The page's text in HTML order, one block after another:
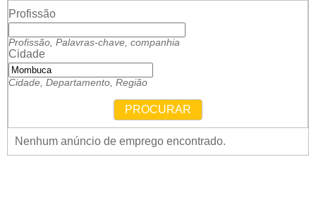
Profissão
Profissão, Palavras-chave, companhia
Cidade
Cidade, Departamento, Região
PROCURAR
Nenhum anúncio de emprego encontrado.